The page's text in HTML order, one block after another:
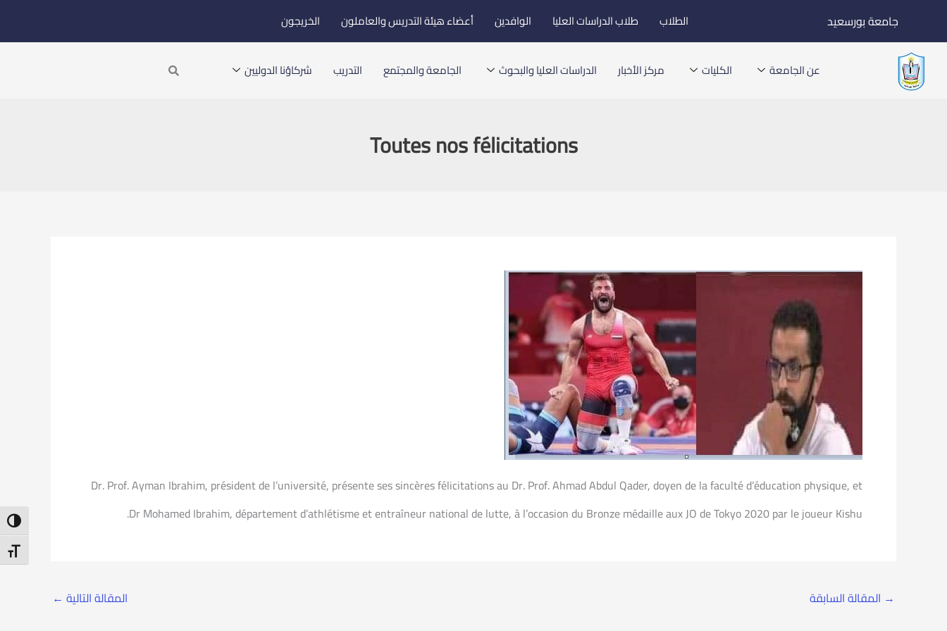
إلى
المحتوى
جامعة بورسعيد الطلاب طلاب الدراسات العليا الوافدين أعضاء هيئة التدريس والعاملون الخريجون
عن الجامعة الكليات مركز الأخبار الدراسات العليا والبحوث الجامعة والمجتمع التدريب شركاؤنا الدوليين Search
Toutes nos félicitations
Dr. Prof. Ayman Ibrahim, président de l’université, présente ses sincères félicitations au Dr. Prof. Ahmad Abdul Qader, doyen de la faculté d’éducation physique, et
Dr Mohamed Ibrahim, département d’athlétisme et entraîneur national de lutte, à l’occasion du Bronze médaille aux JO de Tokyo 2020 par le joueur Kishu.
→ المقالة السابقة المقالة التالية ←